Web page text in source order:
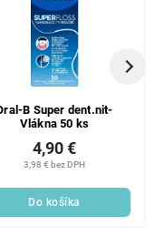
B Super dent.nit-
Vlákna 50 ks
3,98 € bez DPH
4,90 €
Do košíka